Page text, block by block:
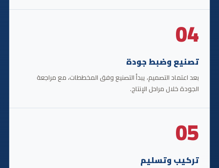
04
تصنيع وضبط جودة
بعد اعتماد التصميم، يبدأ التصنيع وفق المخططات، مع مراجعة
الجودة خلال مراحل الإنتاج.
05
تركيب وتسليم